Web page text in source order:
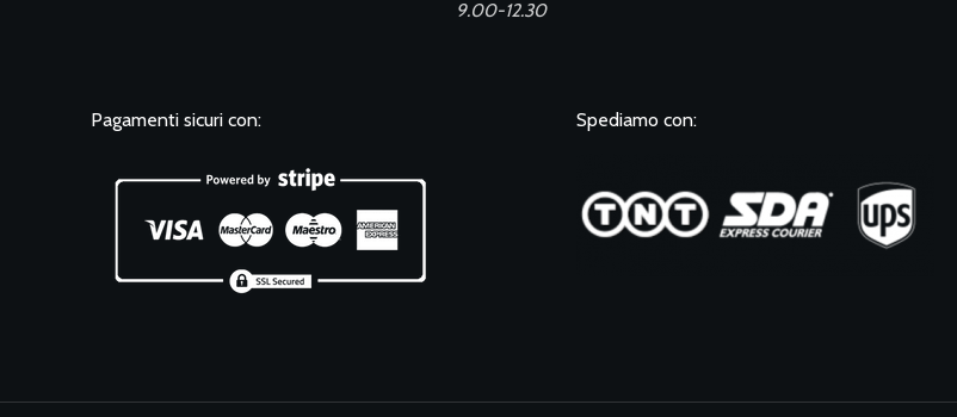
9.00-12.30
Pagamenti sicuri con: Spediamo con: